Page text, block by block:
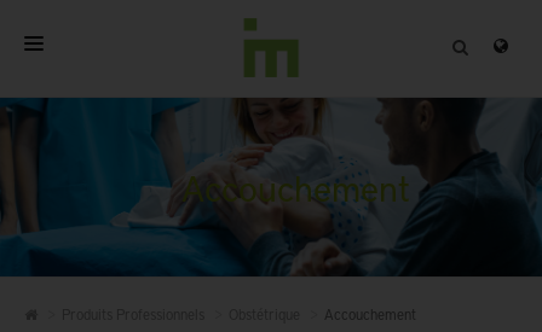
PRODUITS PROFESSIONNELS
QUALITÉ
Accouchement
Accouchement